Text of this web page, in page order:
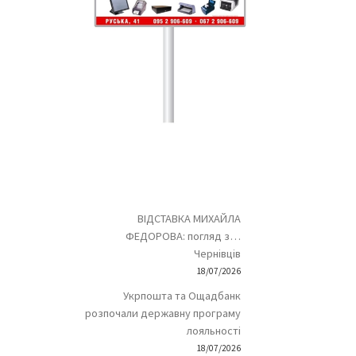
ВІДСТАВКА МИХАЙЛА
ФЕДОРОВА: погляд з…
Чернівців
18/07/2026
Укрпошта та Ощадбанк
розпочали державну програму
лояльності
18/07/2026